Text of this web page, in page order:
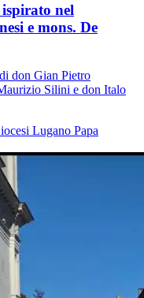
nel
e mons. De
don Gian Pietro
Silini e don Italo
Lugano Papa